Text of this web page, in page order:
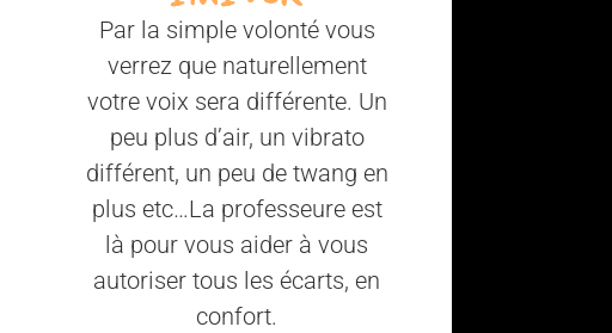
Par la simple volonté vous
verrez que naturellement
votre voix sera différente. Un
peu plus d’air, un vibrato
différent, un peu de twang en
plus etc…La professeure est
là pour vous aider à vous
autoriser tous les écarts, en
confort.